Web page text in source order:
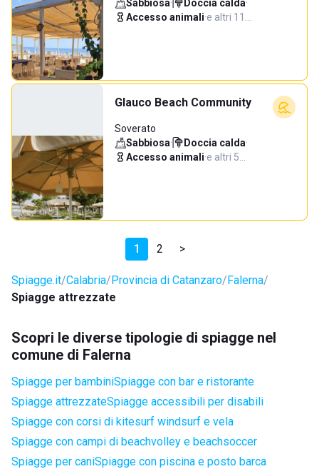
Sabbiosa· Doccia calda·
Accesso animali·e altri 11…
Glauco Beach Community
Soverato
Sabbiosa· Doccia calda·
Accesso animali·e altri 5…
1 2 >
Spiagge.it Calabria Provincia di Catanzaro Falerna
Spiagge attrezzate
Scopri le diverse tipologie di spiagge nel
comune di Falerna
Spiagge per bambiniSpiagge con bar e ristorante
Spiagge attrezzateSpiagge accessibili per disabili
Spiagge con corsi di kitesurf windsurf e vela
Spiagge con campi di beachvolley e beachsoccer
Spiagge per caniSpiagge con piscina e posto barca